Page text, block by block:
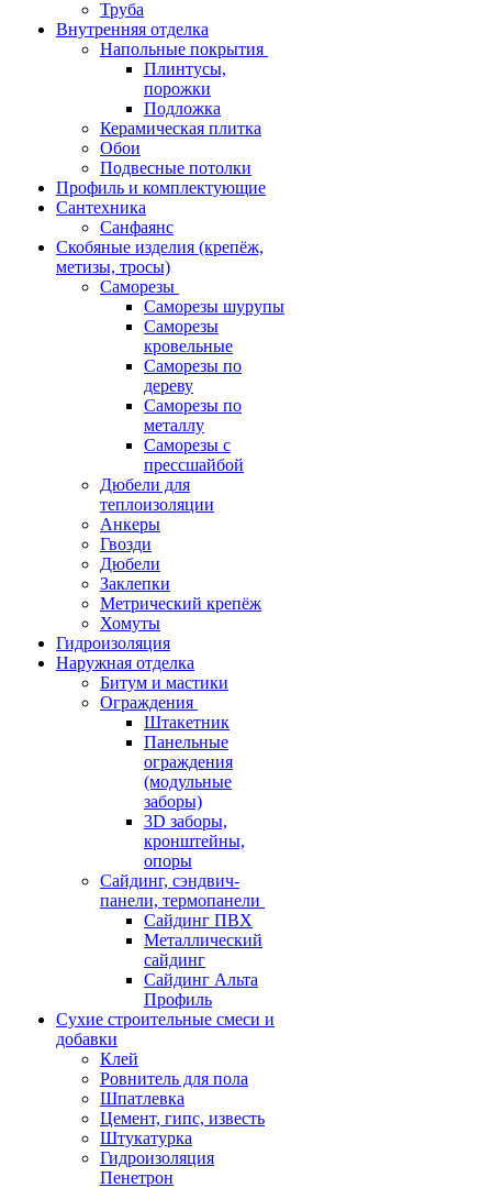
Труба
Внутренняя отделка
Напольные покрытия
Плинтусы,
порожки
Подложка
Керамическая плитка
Обои
Подвесные потолки
Профиль и комплектующие
Сантехника
Санфаянс
Скобяные изделия (крепёж,
метизы, тросы)
Саморезы
Саморезы шурупы
Саморезы
кровельные
Саморезы по
дереву
Саморезы по
металлу
Саморезы с
прессшайбой
Дюбели для
теплоизоляции
Анкеры
Гвозди
Дюбели
Заклепки
Метрический крепёж
Хомуты
Гидроизоляция
Наружная отделка
Битум и мастики
Ограждения
Штакетник
Панельные
ограждения
(модульные
заборы)
3D заборы,
кронштейны,
опоры
Cайдинг, сэндвич-
панели, термопанели
Сайдинг ПВХ
Металлический
сайдинг
Сайдинг Альта
Профиль
Сухие строительные смеси и
добавки
Клей
Ровнитель для пола
Шпатлевка
Цемент, гипс, известь
Штукатурка
Гидроизоляция
Пенетрон